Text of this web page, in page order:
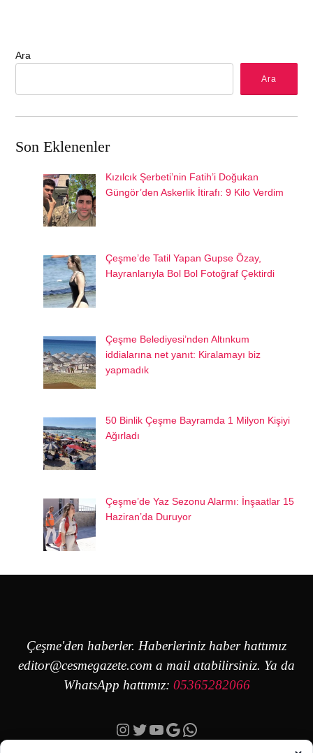
Ara
Ara
Son Eklenenler
Kızılcık Şerbeti’nin Fatih’i Doğukan
Güngör’den Askerlik İtirafı: 9 Kilo Verdim
Çeşme’de Tatil Yapan Gupse Özay,
Hayranlarıyla Bol Bol Fotoğraf Çektirdi
Çeşme Belediyesi’nden Altınkum
iddialarına net yanıt: Kiralamayı biz
yapmadık
50 Binlik Çeşme Bayramda 1 Milyon Kişiyi
Ağırladı
Çeşme’de Yaz Sezonu Alarmı: İnşaatlar 15
Haziran’da Duruyor
Çeşme'den haberler. Haberleriniz haber hattımız
editor@cesmegazete.com a mail atabilirsiniz. Ya da
WhatsApp hattımız: 05365282066
Instagram
Twitter
YouTube
Google
https://wa.me/